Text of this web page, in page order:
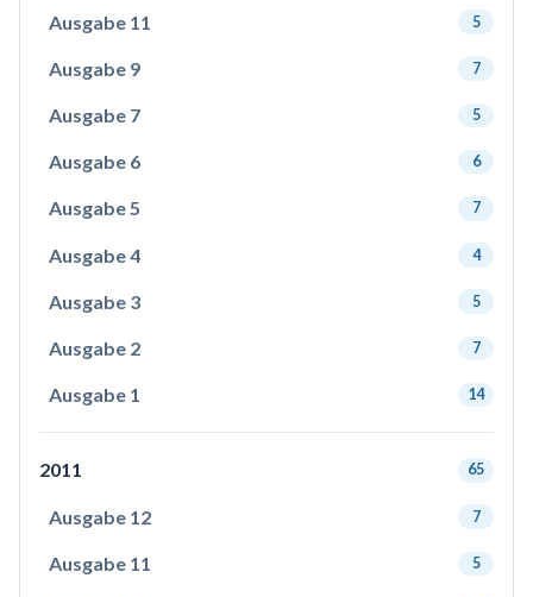
Ausgabe 11 5
Ausgabe 9 7
Ausgabe 7 5
Ausgabe 6 6
Ausgabe 5 7
Ausgabe 4 4
Ausgabe 3 5
Ausgabe 2 7
Ausgabe 1 14
2011 65
Ausgabe 12 7
Ausgabe 11 5